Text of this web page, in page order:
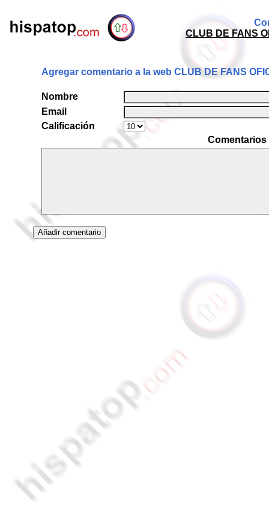
CLUB DE FANS
Agregar comentario a la web CLUB DE FANS
Nombre
Email
Calificación
Comentarios